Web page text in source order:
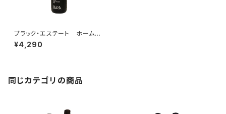
ブラック・エステート ホーム
シャルドネ 2016
¥4,290
同じカテゴリの商品